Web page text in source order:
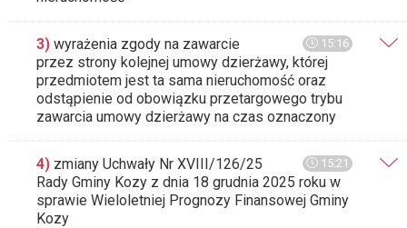
15:16
3) wyrażenia zgody na zawarcie
przez strony kolejnej umowy dzierżawy, której
przedmiotem jest ta sama nieruchomość oraz
odstąpienie od obowiązku przetargowego trybu
zawarcia umowy dzierżawy na czas oznaczony
15:21
4) zmiany Uchwały Nr XVIII/126/25
Rady Gminy Kozy z dnia 18 grudnia 2025 roku w
sprawie Wieloletniej Prognozy Finansowej Gminy
Kozy